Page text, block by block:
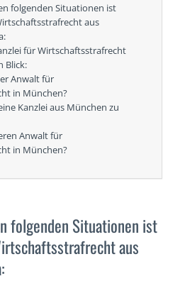
folgenden Situationen ist
aus
für Wirtschaftsstrafrecht
Blick:
Anwalt für
in München?
Kanzlei aus München zu
Anwalt für
in München?
folgenden Situationen ist
aus